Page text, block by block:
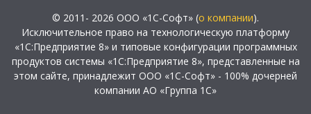
© 2011- 2026 ООО «1С-Софт» (о компании).
Исключительное право на технологическую платформу
«1С:Предприятие 8» и типовые конфигурации программных
продуктов системы «1С:Предприятие 8», представленные на
этом сайте, принадлежит ООО «1С-Софт» - 100% дочерней
компании АО «Группа 1С»